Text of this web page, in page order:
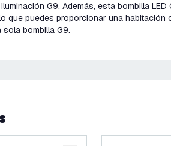
G9. Además, esta bombilla
que puedes proporcionar una habitación
bombilla G9.